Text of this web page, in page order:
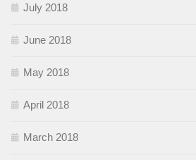
July 2018
June 2018
May 2018
April 2018
March 2018